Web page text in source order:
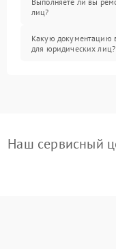
лиц?
Какую документацию
для юридических лиц?
Наш сервисный